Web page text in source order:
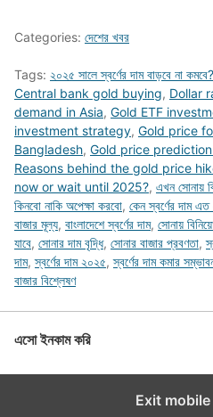
Categories: দেশের খবর
Tags: ২০২৫ সালে স্বর্ণের দাম বাড়বে না কমবে?
Central bank gold buying, Dollar
demand in Asia, Gold ETF
investment strategy, Gold price
Bangladesh, Gold price
Reasons behind the gold price
now or wait until 2025?, এখন সোনায়
কিনবো নাকি অপেক্ষা করবো, কেন স্বর্ণের দাম এত
বাজার মূল্য, বাংলাদেশে স্বর্ণের দাম, সোনায়
যাবে, সোনার দাম বৃদ্ধি, সোনার বাজার প্রবণতা,
দাম,স্বর্ণের দাম ২০২৫,স্বর্ণের দাম কমার
বাজার বিশ্লেষণ
এসো ইনকাম করি
Exit